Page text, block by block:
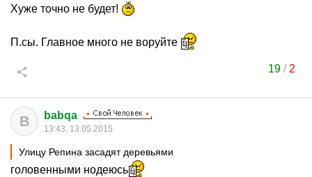
Хуже точно не будет!
П.сы. Главное много не воруйте
19 / 2
B babqa
13:43, 13.05.2015
Улицу Репина засадят деревьями
головенными нодеюсь